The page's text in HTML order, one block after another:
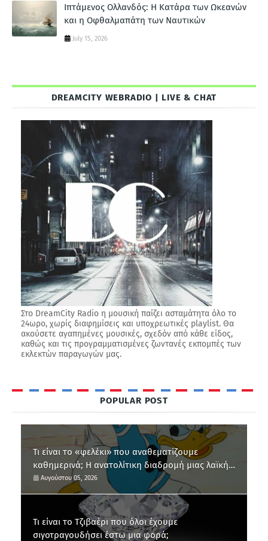
Ιπτάμενος Ολλανδός: Η Κατάρα των Ωκεανών
και η Οφθαλμαπάτη των Ναυτικών
July 15, 2026
DREAMCITY WEBRADIO | LIVE & CHAT
Στο DreamCity Radio η μουσική παίζει ασταμάτητα όλο το
24ωρο, χωρίς διαφημίσεις και υποχρεωτικές playlist. Θα
ακούσετε αγαπημένες μουσικές, σχεδόν από κάθε είδος,
καθώς και τις προγραμματισμένες ζωντανές εκπομπές των
εκλεκτών παραγωγών μας.
POPULAR POST
Τι είναι το «φελέκι» που αναθεματίζουμε
καθημερινά; Η ανατολίτικη διαδρομή μιας λαϊκής
έκφρασης
Αυγούστου 05, 2026
Τι είναι το Τζιβαέρι που όλοι έχουμε
σιγοτραγουδήσει έστω μια φορά;